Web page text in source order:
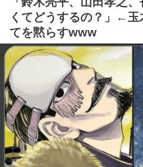
くてどうするの？」←
てを黙らすwww